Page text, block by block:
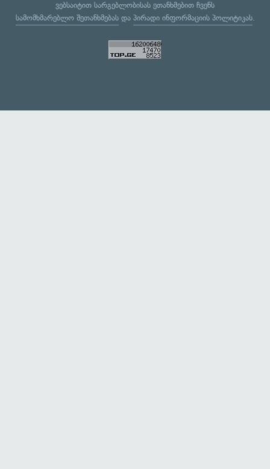
ვებსაიტით სარგებლობისას ეთანხმებით ჩვენს
სამომხმარებლო შეთანხმებასდა პირადი ინფორმაციის პოლიტიკას.